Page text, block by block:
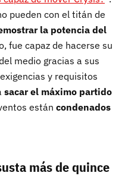
pueden con el titán de
la potencia del
fue capaz de hacerse su
medio gracias a sus
y requisitos
sacar el máximo partido
están condenados
más de quince